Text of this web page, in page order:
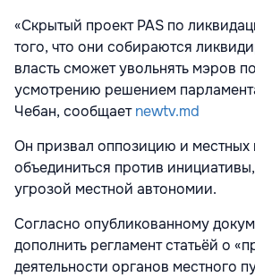
«Скрытый проект PAS по
того, что они собираются
власть сможет увольнять мэров
усмотрению решением
Чебан, сообщаетnewtv.md
Он призвал оппозицию и местных
объединиться против
угрозой местной автономии.
Согласно опубликованному
дополнить регламент статьёй о
деятельности органов местного